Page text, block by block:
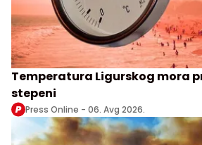
Temperatura Ligurskog mora
stepeni
Press Online - 06. Avg 2026.